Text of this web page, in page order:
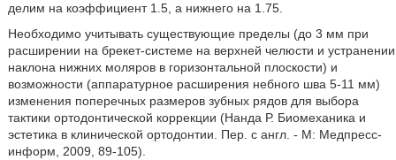
делим на коэффициент 1.5, а нижнего на 1.75.
Необходимо учитывать существующие пределы (до 3 мм при
расширении на брекет-системе на верхней челюсти и устранении
наклона нижних моляров в горизонтальной плоскости) и
возможности (аппаратурное расширения небного шва 5-11 мм)
изменения поперечных размеров зубных рядов для выбора
тактики ортодонтической коррекции (Нанда Р. Биомеханика и
эстетика в клинической ортодонтии. Пер. с англ. - М: Медпресс-
информ, 2009, 89-105).